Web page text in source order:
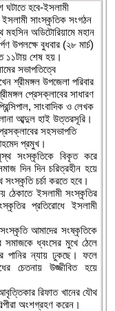
ঘটাতে হবে-ইসলামী
ইসলামী সাংস্কৃতিক সংগঠন
মহসিন অডিটোরিয়ামে মহান
উপলক্ষে বুধবার (২৮ মার্চ)
১১টায় শেষ হয়।
সভাপতিত্বে
শ্রীমঙ্গল উপজেলা পরিবার
প্রেসক্লাবের সাধারণ
সাংবাদিক ও লেখক
আব্দুল হাই উত্তরসূরি।
সহসভাপতি
প্রমুখ।
সংস্কৃতিকে বিকৃত করে
দিন দিন চরিত্রহীন হয়ে
চর্চা করতে হবে।
ঠেকাতে ইসলামী সংস্কৃতির
প্রতিরোধে ইসলামী
আমাদের সংষ্কৃতিকে
সমাজকে ধ্বংসের মুখে ঠেলে
পানির ন্যায় ঢুকছে। ফলে
চেতনায় উজ্জীবিত হয়ে
আবৃত্তিকার রিফাত খানের যৌথ
অংশগ্রহণ করেন।